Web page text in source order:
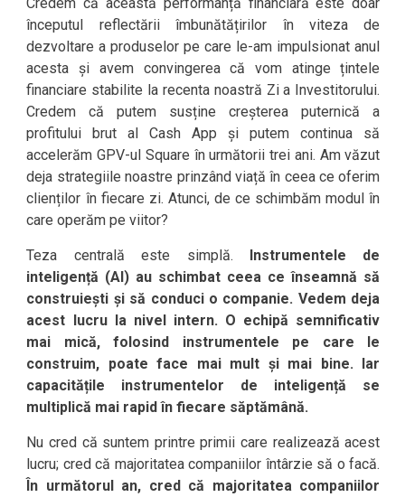
începutul reflectării îmbunătățirilor în viteza de
dezvoltare a produselor pe care le-am impulsionat anul
acesta și avem convingerea că vom atinge țintele
financiare stabilite la recenta noastră Zi a Investitorului.
Credem că putem susține creșterea puternică a
profitului brut al Cash App și putem continua să
accelerăm GPV-ul Square în următorii trei ani. Am văzut
deja strategiile noastre prinzând viață în ceea ce oferim
clienților în fiecare zi. Atunci, de ce schimbăm modul în
care operăm pe viitor?
Teza centrală este simplă. Instrumentele de
inteligență (AI) au schimbat ceea ce înseamnă să
construiești și să conduci o companie. Vedem deja
acest lucru la nivel intern. O echipă semnificativ
mai mică, folosind instrumentele pe care le
construim, poate face mai mult și mai bine. Iar
capacitățile instrumentelor de inteligență se
multiplică mai rapid în fiecare săptămână.
Nu cred că suntem printre primii care realizează acest
lucru; cred că majoritatea companiilor întârzie să o facă.
În următorul an, cred că majoritatea companiilor